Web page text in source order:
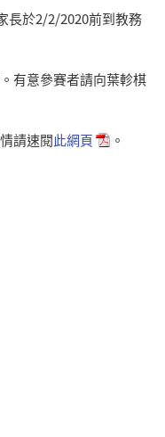
長於2/2/2020前到教務
有意參賽者請向葉軫棋
請速閱此網頁
。